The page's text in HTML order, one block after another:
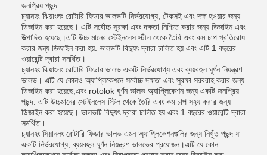
জনপ্রিয় পছন্দ.
চ্যানহং ঝিয়াংলং রোটারি ফিডার ভালভটি নির্ভরযোগ্য, টেকসই এবং দক্ষ হওয়ার জন্য
ডিজাইন করা হয়েছে। এটি সর্বোচ্চ সুরক্ষা এবং দক্ষতা নিশ্চিত করার জন্য ডিজাইন এবং
উত্পাদিত হয়েছে।এটি উচ্চ মানের স্টেইনলেস স্টীল থেকে তৈরি এবং কম চাপ প্রতিরোধ
করার জন্য ডিজাইন করা হয়. ভালভটি বিদ্যুৎ দ্বারা চালিত হয় এবং এটি 1 বছরের
ওয়ারেন্টি দ্বারা সমর্থিত।
চ্যানহং ঝিয়াংলং রোটারি ফিডার ভালভ একটি নির্ভরযোগ্য এবং ব্যয়বহুল ঘূর্ণন নিয়ন্ত্রণ
ভালভ। এটি যে কোনও অ্যাপ্লিকেশনে সর্বোচ্চ দক্ষতা এবং সুরক্ষা সরবরাহ করার জন্য
ডিজাইন করা হয়েছে,এবং rotolok ঘূর্ণন ভালভ অ্যাপ্লিকেশন জন্য একটি জনপ্রিয়
পছন্দ. এটি উচ্চমানের স্টেইনলেস স্টিল থেকে তৈরি এবং কম চাপ সহ্য করার জন্য
ডিজাইন করা হয়েছে। ভালভটি বিদ্যুৎ দ্বারা চালিত হয় এবং 1 বছরের ওয়ারেন্টি দ্বারা
সমর্থিত।
চ্যানহং সিয়ানলং রোটারি ফিডার ভালভ এমন অ্যাপ্লিকেশনগুলির জন্য নিখুঁত পছন্দ যা
একটি নির্ভরযোগ্য, ব্যয়বহুল ঘূর্ণন নিয়ন্ত্রণ ভালভের প্রয়োজন।এটি যে কোন